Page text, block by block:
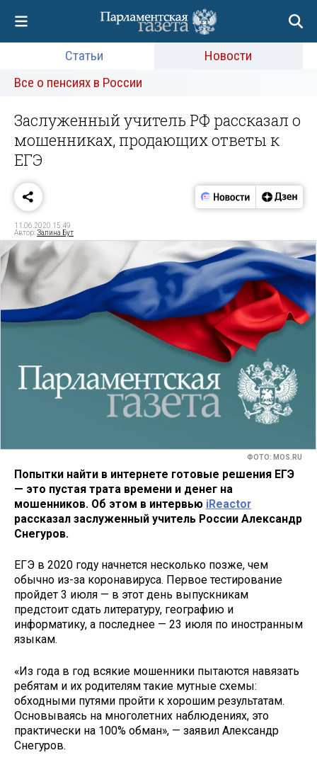
Статьи
Новости
Все о пенсиях в России
Заслуженный учитель РФ рассказал о
мошенниках, продающих ответы к
ЕГЭ
11.06.2020 15:49
Автор:Залина Бут
ФОТО: MOS.RU
Попытки найти в интернете готовые решения ЕГЭ
— это пустая трата времени и денег на
мошенников. Об этом в интервью iReactor
рассказал заслуженный учитель России Александр
Снегуров.
ЕГЭ в 2020 году начнется несколько позже, чем
обычно из-за коронавируса. Первое тестирование
пройдет 3 июля — в этот день выпускникам
предстоит сдать литературу, географию и
информатику, а последнее — 23 июля по иностранным
языкам.
«Из года в год всякие мошенники пытаются навязать
ребятам и их родителям такие мутные схемы:
обходными путями пройти к хорошим результатам.
Основываясь на многолетних наблюдениях, это
практически на 100% обман», — заявил Александр
Снегуров.